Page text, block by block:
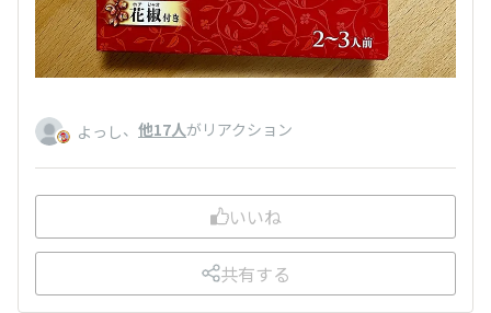
よっし、 他17人がリアクション
いいね
共有する